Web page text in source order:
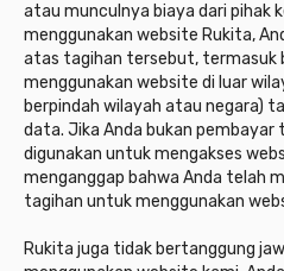
atau munculnya biaya dari pihak
menggunakan website Rukita,
atas tagihan tersebut, termasuk
menggunakan website di luar
berpindah wilayah atau negara)
data. Jika Anda bukan pembayar
digunakan untuk mengakses
menganggap bahwa Anda telah
tagihan untuk menggunakan
Rukita juga tidak bertanggung